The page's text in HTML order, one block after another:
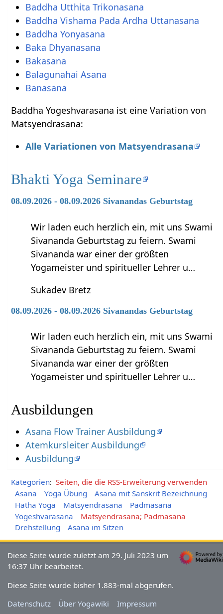
Baddha Utthita Trikonasana
Baddha Vishama Pada Ardha Uttanasana
Baddha Yonyasana
Baka Dhyanasana
Bakasana
Balagunahai Asana
Banasana
Baddha Yogeshvarasana ist eine Variation von
Matsyendrasana:
Alle Variationen von Matsyendrasana
Bhakti Yoga Seminare
08.09.2026 - 08.09.2026 Sivanandas Geburtstag
Wir laden euch herzlich ein, mit uns Swami
Sivananda Geburtstag zu feiern. Swami
Sivananda war einer der größten
Yogameister und spiritueller Lehrer u…
Sukadev Bretz
08.09.2026 - 08.09.2026 Sivanandas Geburtstag
Wir laden euch herzlich ein, mit uns Swami
Sivananda Geburtstag zu feiern. Swami
Sivananda war einer der größten
Yogameister und spiritueller Lehrer u…
Ausbildungen
Asana Flow Trainer Ausbildung
Atemkursleiter Ausbildung
Ausbildung
Kategorien: Seiten, die die RSS-Erweiterung verwenden
Asana
Yoga Übung
Asana mit Sanskrit Bezeichnung
Hatha Yoga
Matsyendrasana
Padmasana
Yogeshvarasana
Matsyendrasana; Padmasana
Drehstellung
Asana im Sitzen
Diese Seite wurde zuletzt am 29. Juli 2023 um
16:37 Uhr bearbeitet.
Diese Seite wurde bisher 1.883-mal abgerufen.
Datenschutz
Über Yogawiki Impressum